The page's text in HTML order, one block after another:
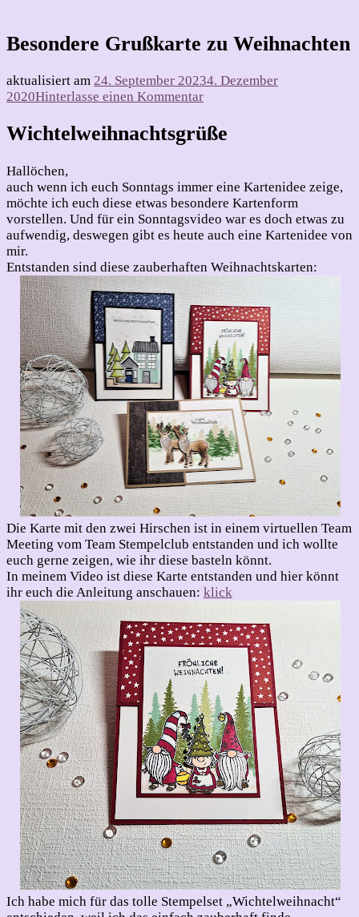
Besondere Grußkarte zu Weihnachten
aktualisiert am 24. September 20234. Dezember
2020Hinterlasse einen Kommentarzu
Grußkarte
zu
Wichtelweihnachtsgrüße
Hallöchen,
auch wenn ich euch Sonntags immer eine Kartenidee zeige,
möchte ich euch diese etwas besondere Kartenform
vorstellen. Und für ein Sonntagsvideo war es doch etwas zu
aufwendig, deswegen gibt es heute auch eine Kartenidee von
mir.
Entstanden sind diese zauberhaften Weihnachtskarten:
Die Karte mit den zwei Hirschen ist in einem virtuellen Team
Meeting vom Team Stempelclub entstanden und ich wollte
euch gerne zeigen, wie ihr diese basteln könnt.
In meinem Video ist diese Karte entstanden und hier könnt
ihr euch die Anleitung anschauen: klick
Ich habe mich für das tolle Stempelset „Wichtelweihnacht“